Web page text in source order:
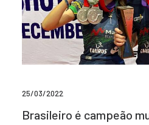
25/03/2022
Brasileiro é campeão